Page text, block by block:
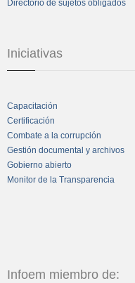
Directorio de sujetos obligados
Iniciativas
Capacitación
Certificación
Combate a la corrupción
Gestión documental y archivos
Gobierno abierto
Monitor de la Transparencia
Infoem miembro de: